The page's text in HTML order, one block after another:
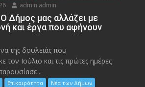
admin admin
Δήμος μας αλλάζει με
και έργα που αφήνουν
της δουλειάς που
τον Ιούλιο και τις πρώτες ημέρες
Επικαιρότητα Νέα των Δήμων